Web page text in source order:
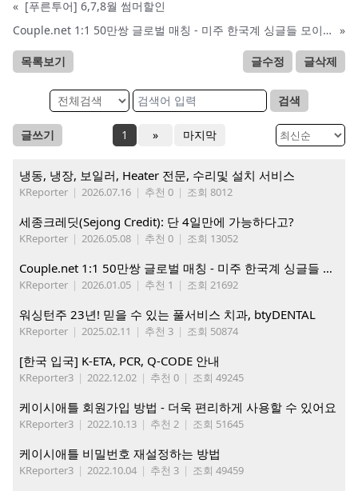
« [푸른투어] 6,7,8월 썸머할인
Couple.net 1:1 50만쌍 글로벌 매칭 - 미주 한국계 싱글들 모이세요 »
목록보기 글수정 글삭제
검색
글쓰기 1 » 마지막
냉동, 냉장, 보일러, Heater 전문, 수리및 설치 서비스
KReporter | 2026.07.16 | 추천 0 | 조회 8012
세종크레딧(Sejong Credit): 단 4일만에 가능하다고?
KReporter | 2026.05.08 | 추천 0 | 조회 13052
Couple.net 1:1 50만쌍 글로벌 매칭 - 미주 한국계 싱글들 모이세요
KReporter | 2026.01.05 | 추천 1 | 조회 21692
워싱턴주 23년! 믿을 수 있는 풀서비스 치과, btyDENTAL
KReporter | 2025.02.11 | 추천 3 | 조회 50874
[한국 입국] K-ETA, PCR, Q-CODE 안내
KReporter3 | 2022.12.02 | 추천 0 | 조회 49245
케이시애틀 회원가입 방법 - 더욱 편리하게 사용할 수 있어요
KReporter3 | 2022.10.13 | 추천 2 | 조회 51645
케이시애틀 비밀번호 재설정하는 방법
KReporter3 | 2022.10.04 | 추천 3 | 조회 49459